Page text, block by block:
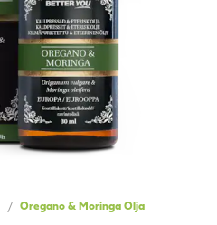
Oregano & Moringa Olja